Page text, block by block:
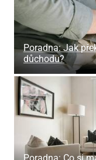
Poradna: Jak
důchodu?